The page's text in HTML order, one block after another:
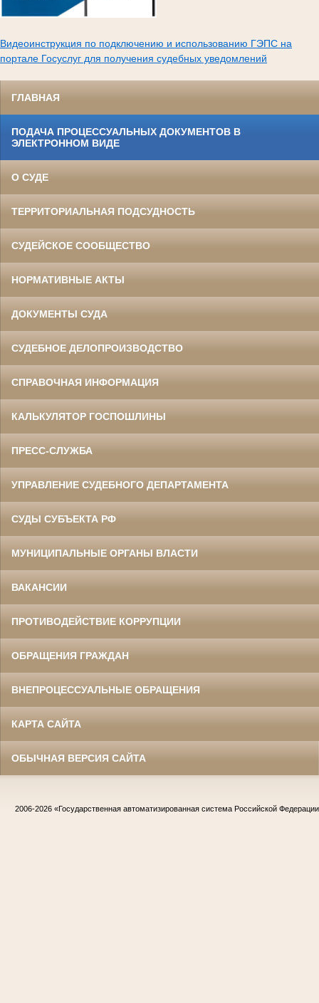
Видеоинструкция по подключению и использованию ГЭПС на
портале Госуслуг для получения судебных уведомлений
ГЛАВНАЯ
ПОДАЧА ПРОЦЕССУАЛЬНЫХ ДОКУМЕНТОВ В
ЭЛЕКТРОННОМ ВИДЕ
О СУДЕ
ТЕРРИТОРИАЛЬНАЯ ПОДСУДНОСТЬ
СУДЕЙСКОЕ СООБЩЕСТВО
НОРМАТИВНЫЕ АКТЫ
ДОКУМЕНТЫ СУДА
СУДЕБНОЕ ДЕЛОПРОИЗВОДСТВО
СПРАВОЧНАЯ ИНФОРМАЦИЯ
КАЛЬКУЛЯТОР ГОСПОШЛИНЫ
ПРЕСС-СЛУЖБА
УПРАВЛЕНИЕ СУДЕБНОГО ДЕПАРТАМЕНТА
СУДЫ СУБЪЕКТА РФ
МУНИЦИПАЛЬНЫЕ ОРГАНЫ ВЛАСТИ
ВАКАНСИИ
ПРОТИВОДЕЙСТВИЕ КОРРУПЦИИ
ОБРАЩЕНИЯ ГРАЖДАН
ВНЕПРОЦЕССУАЛЬНЫЕ ОБРАЩЕНИЯ
КАРТА САЙТА
ОБЫЧНАЯ ВЕРСИЯ САЙТА
2006-2026 «Государственная автоматизированная система Российской